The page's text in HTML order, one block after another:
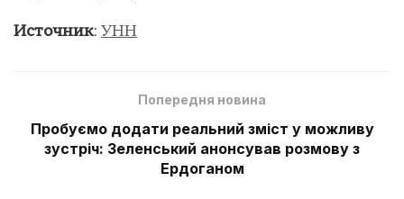
Источник: УНН
Попередня новина
Пробуємо додати реальний зміст у можливу
зустріч: Зеленський анонсував розмову з
Ердоганом